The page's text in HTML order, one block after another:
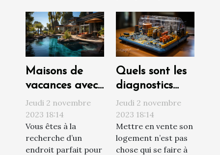
Maisons de
vacances avec
piscine : où
trouvée ?
Jeudi 2 novembre
2023 18:14
Vous êtes à la
recherche d’un
endroit parfait pour
Quels sont les
diagnostics
techniques à
réaliser avant
de vendre son
appartement ?
Jeudi 2 novembre
2023 18:14
Mettre en vente son
logement n’est pas
chose qui se faire à